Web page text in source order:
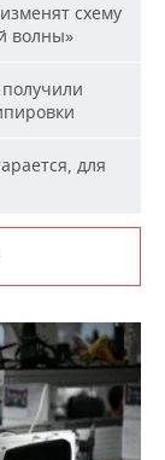
схему
волны»
для